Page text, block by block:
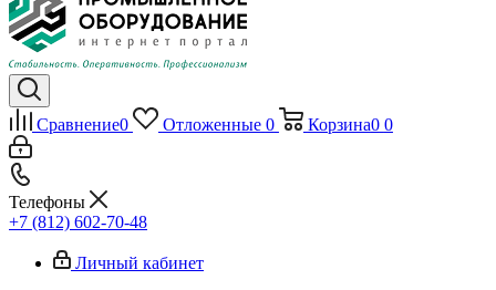
Сравнение0 Отложенные 0 Корзина0 0
Телефоны
+7 (812) 602-70-48
Личный кабинет